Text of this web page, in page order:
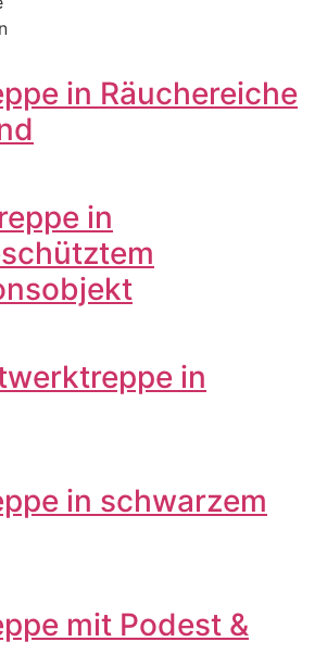
in Räuchereiche
in
in
in schwarzem
mit Podest &